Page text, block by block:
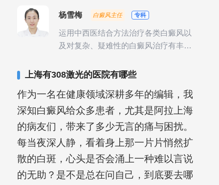
杨雪梅 白癜风主任 专科
运用中西医结合方法治疗各类白癜风以
及对复杂、疑难性的白癜风治疗有丰富
合巩固用药的调理，并对白癜风患者的
导，全方位帮助患者康复。
上海有308激光的医院有哪些
作为一名在健康领域深耕多年的编辑，我
深知白癜风给众多患者，尤其是阿拉上海
的病友们，带来了多少无言的痛与困扰。
每当夜深人静，看着身上那一片片悄然扩
散的白斑，心头是否会涌上一种难以言说
的无助？是不是总在问自己，到底要去哪